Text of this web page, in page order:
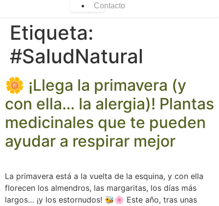
Contacto
Etiqueta:
#SaludNatural
🌼 ¡Llega la primavera (y
con ella… la alergia)! Plantas
medicinales que te pueden
ayudar a respirar mejor
La primavera está a la vuelta de la esquina, y con ella
florecen los almendros, las margaritas, los días más
largos… ¡y los estornudos! 🐝🌸 Este año, tras unas